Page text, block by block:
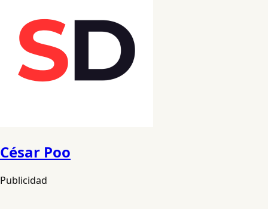
César Poo
Publicidad